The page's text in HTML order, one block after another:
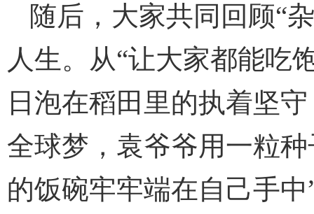
随后，大家共同回顾“
人生。从“让大家都能吃
日泡在稻田里的执着坚
全球梦，袁爷爷用一粒
的饭碗牢牢端在自己手